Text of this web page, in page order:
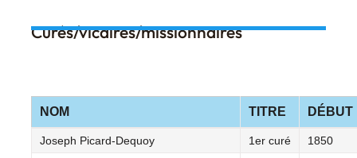
Curés/vicaires/missionnaires
NOM TITRE DÉBUT
Joseph Picard-Dequoy 1er curé
1850